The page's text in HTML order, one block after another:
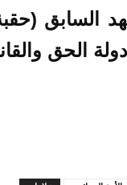
السابق
الحق